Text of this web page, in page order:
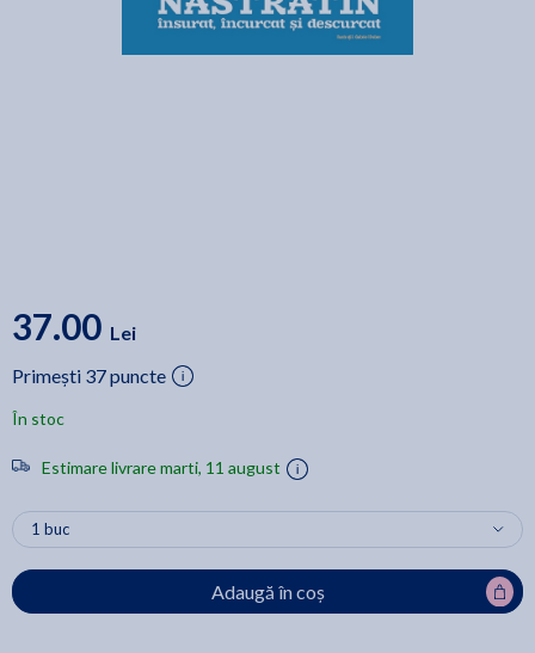
37.00 Lei
Primești 37 puncte
În stoc
Estimare livrare marti, 11 august
Adaugă în coș